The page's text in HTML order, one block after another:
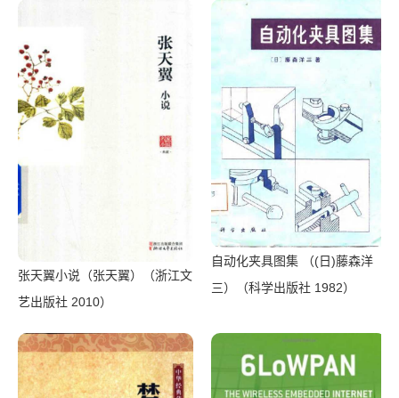
Publishing House 2018）
张天翼小说（张天翼）（浙江文
艺出版社 2010）
自动化夹具图集 （(日)藤森洋
三）（科学出版社 1982）